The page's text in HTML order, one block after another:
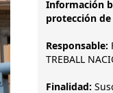
Información
protección
Responsable:
TREBALL
Finalidad: